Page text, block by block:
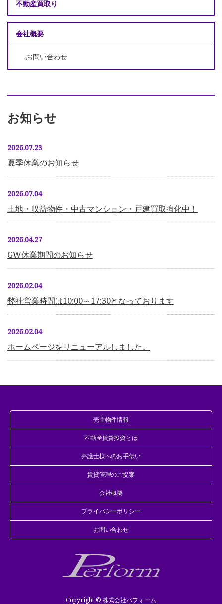
不動産買取り
会社概要
お問い合わせ
お知らせ
2026.07.23
夏季休業のお知らせ
2026.07.04
土地・収益物件・中古マンション・戸建買取強化中！
2026.04.27
GW休業期間のお知らせ
2026.02.04
弊社営業時間は10:00～17:30となっております
2026.02.04
ホームページをリニューアルしました。
売主物件情報
不動産賃貸投資とは
弁護士様へのお手伝い
賃貸管理のご提案
会社概要
プライバシーポリシー
お問い合わせ
Copyright © 株式会社パフォーム